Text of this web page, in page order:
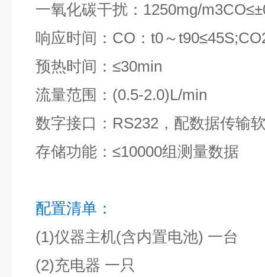
一氧化碳干扰：1250mg/
响应时间：CO：t0～
预热时间：≤30min
流量范围：(0.5-2.0)L/min
数字接口：RS232，配数据传输
存储功能：≤10000组测量数据
配置清单：
(1)仪器主机(含内置电池) 一台
(2)充电器 一只